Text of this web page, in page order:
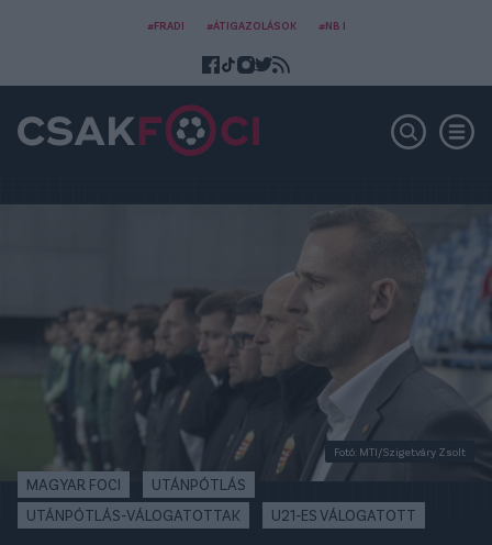
#FRADI #ÁTIGAZOLÁSOK #NB I
Fotó: MTI/Szigetváry Zsolt
MAGYAR FOCI
UTÁNPÓTLÁS
UTÁNPÓTLÁS-VÁLOGATOTTAK
U21-ES VÁLOGATOTT